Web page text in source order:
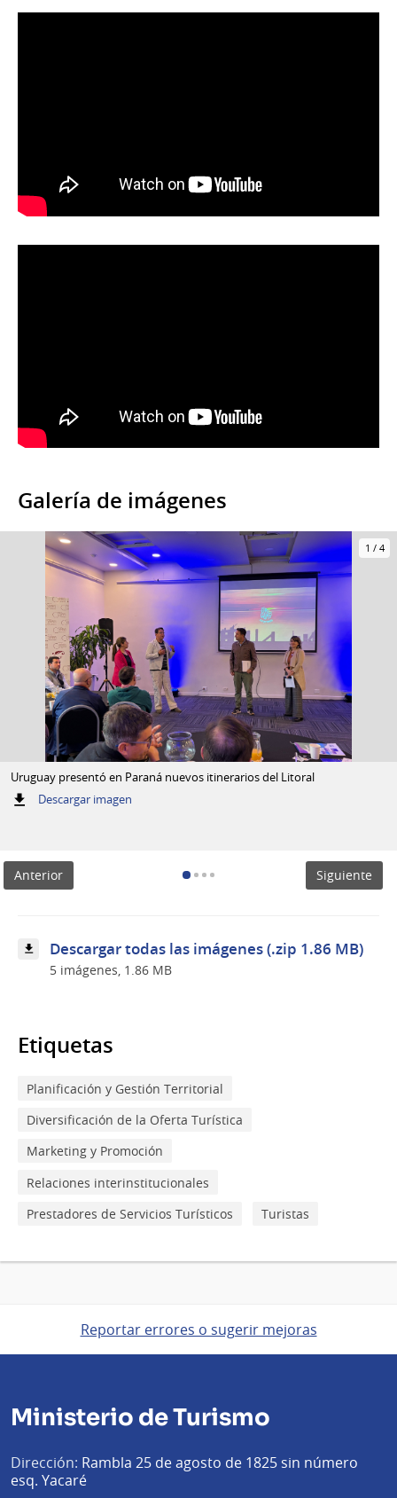
Galería de imágenes
1 / 4
Uruguay presentó en Paraná nuevos itinerarios del Litoral
Descargar imagen:
Anterior Siguiente
Descargar todas las imágenes (.zip 1.86 MB)
5 imágenes, 1.86 MB
Etiquetas
Planificación y Gestión Territorial
Diversificación de la Oferta Turística
Marketing y Promoción
Relaciones interinstitucionales
Prestadores de Servicios Turísticos
Turistas
Reportar errores o sugerir mejoras
Ministerio de Turismo
Dirección: Rambla 25 de agosto de 1825 sin número
esq. Yacaré